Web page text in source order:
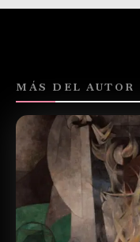
MÁS DEL AUTOR